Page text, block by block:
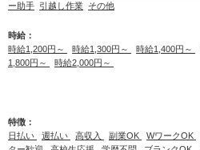
ー助手 引越し作業 その他
時給：
時給1,200円～
時給1,300円～ 時給1,400円～
1,800円～
時給2,000円～
特徴：
日払い
週払い 高収入 副業OK WワークOK